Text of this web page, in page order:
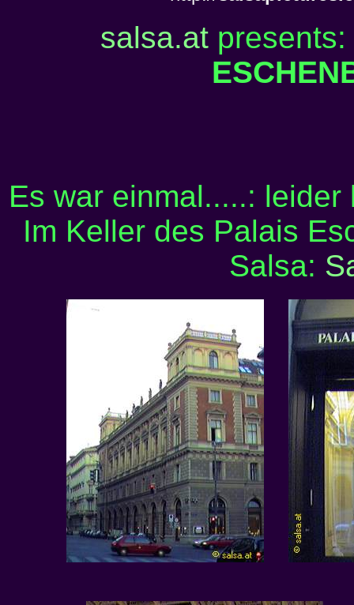
salsa.at
Es war einmal.....:
Im Keller des Palais
Salsa: